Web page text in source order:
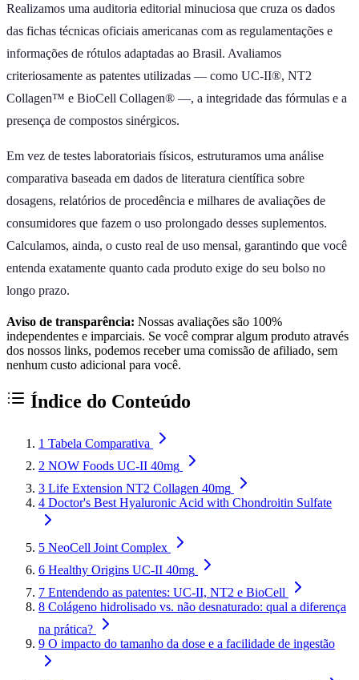
Realizamos uma auditoria editorial minuciosa que cruza os dados
das fichas técnicas oficiais americanas com as regulamentações e
informações de rótulos adaptadas ao Brasil. Avaliamos
criteriosamente as patentes utilizadas — como UC-II®, NT2
Collagen™ e BioCell Collagen® —, a integridade das fórmulas e a
presença de compostos sinérgicos.
Em vez de testes laboratoriais físicos, estruturamos uma análise
comparativa baseada em dados de literatura científica sobre
dosagens, relatórios de procedência e milhares de avaliações de
consumidores que fazem o uso prolongado desses suplementos.
Calculamos, ainda, o custo real de uso mensal, garantindo que você
entenda exatamente quanto cada produto exige do seu bolso no
longo prazo.
Aviso de transparência: Nossas avaliações são 100%
independentes e imparciais. Se você comprar algum produto através
dos nossos links, podemos receber uma comissão de afiliado, sem
nenhum custo adicional para você.
Índice do Conteúdo
1 Tabela Comparativa
2 NOW Foods UC-II 40mg
3 Life Extension NT2 Collagen 40mg
4 Doctor's Best Hyaluronic Acid with Chondroitin Sulfate
5 NeoCell Joint Complex
6 Healthy Origins UC-II 40mg
7 Entendendo as patentes: UC-II, NT2 e BioCell
8 Colágeno hidrolisado vs. não desnaturado: qual a diferença
na prática?
9 O impacto do tamanho da dose e a facilidade de ingestão